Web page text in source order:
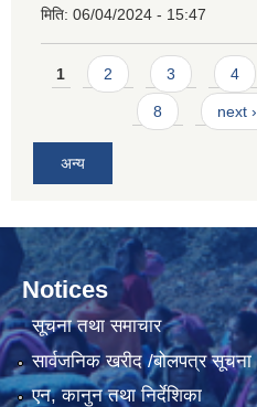
मिति: 06/04/2024 - 15:47
Pages
1 2 3 4
8 next ›
अन्य
Notices
सूचना तथा समाचार
सार्वजनिक खरीद /बोलपत्र सूचना
एन, कानुन तथा निर्देशिका